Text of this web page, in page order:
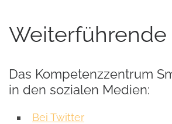
Weiterführende
Das Kompetenzzentrum
in den sozialen Medien:
Bei Twitter